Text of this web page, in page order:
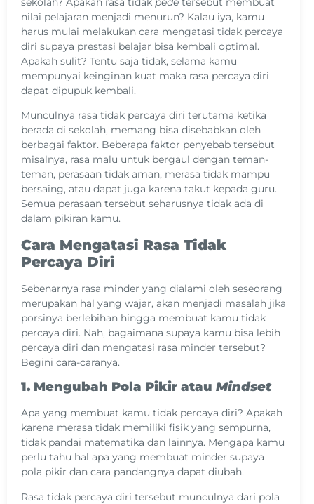
nilai pelajaran menjadi menurun? Kalau iya, kamu
harus mulai melakukan cara mengatasi tidak percaya
diri supaya prestasi belajar bisa kembali optimal.
Apakah sulit? Tentu saja tidak, selama kamu
mempunyai keinginan kuat maka rasa percaya diri
dapat dipupuk kembali.
Munculnya rasa tidak percaya diri terutama ketika
berada di sekolah, memang bisa disebabkan oleh
berbagai faktor. Beberapa faktor penyebab tersebut
misalnya, rasa malu untuk bergaul dengan teman-
teman, perasaan tidak aman, merasa tidak mampu
bersaing, atau dapat juga karena takut kepada guru.
Semua perasaan tersebut seharusnya tidak ada di
dalam pikiran kamu.
Cara Mengatasi Rasa Tidak
Percaya Diri
Sebenarnya rasa minder yang dialami oleh seseorang
merupakan hal yang wajar, akan menjadi masalah jika
porsinya berlebihan hingga membuat kamu tidak
percaya diri. Nah, bagaimana supaya kamu bisa lebih
percaya diri dan mengatasi rasa minder tersebut?
Begini cara-caranya.
1. Mengubah Pola Pikir atau Mindset
Apa yang membuat kamu tidak percaya diri? Apakah
karena merasa tidak memiliki fisik yang sempurna,
tidak pandai matematika dan lainnya. Mengapa kamu
perlu tahu hal apa yang membuat minder supaya
pola pikir dan cara pandangnya dapat diubah.
Rasa tidak percaya diri tersebut munculnya dari pola